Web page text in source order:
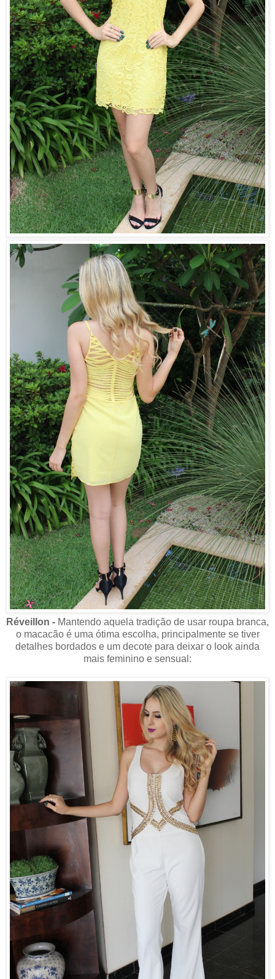
Réveillon - Mantendo aquela tradição de usar roupa branca,
o macacão é uma ótima escolha, principalmente se tiver
detalhes bordados e um decote para deixar o look ainda
mais feminino e sensual: